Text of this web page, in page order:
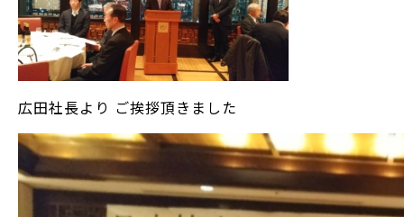
広田社長より ご挨拶頂きました